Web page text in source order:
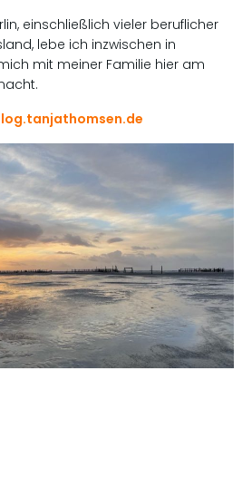
einschließlich vieler beruflicher
lebe ich inzwischen in
mit meiner Familie hier am